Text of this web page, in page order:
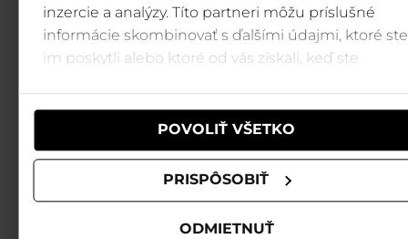
inzercie a analýzy. Títo partneri môžu príslušné
informácie skombinovať s ďalšími údajmi, ktoré ste
im poskytli alebo ktoré od vás získali, keď ste
POVOLIŤ VŠETKO
PRISPÔSOBIŤ
ODMIETNUŤ